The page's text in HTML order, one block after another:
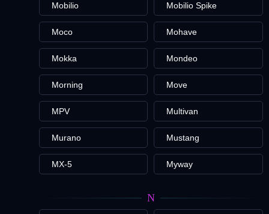
Mobilio Mobilio Spike
Moco Mohave
Mokka Mondeo
Morning Move
MPV Multivan
Murano Mustang
MX-5 Myway
N